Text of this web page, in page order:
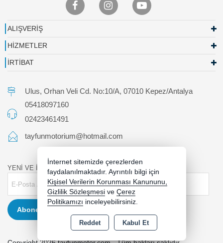
ALIŞVERİŞ
HİZMETLER
İRTİBAT
Ulus, Orhan Veli Cd. No:10/A, 07010 Kepez/Antalya
05418097160
02423461491
tayfunmotorium@hotmail.com
YENİ VE İNDİRİMLİ ÜRÜNLERDEN HABERDAR OLUN !
Abone Ol
İnternet sitemizde çerezlerden
faydalanılmaktadır. Ayrıntılı bilgi için
Kişisel Verilerin Korunması Kanununu,
Gizlilik Sözleşmesi ve Çerez
Politikamızı inceleyebilirsiniz.
Reddet Kabul Et